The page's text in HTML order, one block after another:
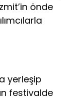
önde
yerleşip
festivalde